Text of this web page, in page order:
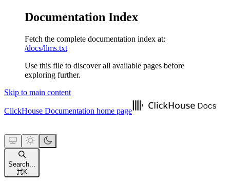
Documentation Index
Fetch the complete documentation index at:
/docs/llms.txt
Use this file to discover all available pages before
exploring further.
Skip to main content
ClickHouse Documentation home page
Search...
⌘K